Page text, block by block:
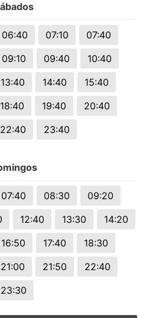
06:40 07:10
07:40
09:10 09:40
10:40
13:40 14:40
15:40
18:40 19:40
20:40
22:40 23:40
07:40 08:30
09:20
12:40 13:30
14:20
16:50 17:40
18:30
21:00 21:50
22:40
23:30